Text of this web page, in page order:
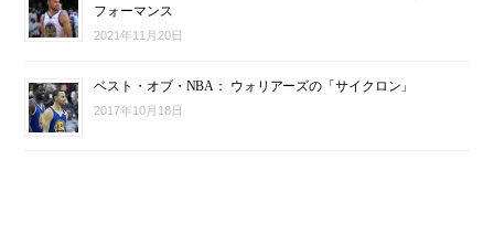
フォーマンス
2021年11月20日
ベスト・オブ・NBA： ウォリアーズの「サイクロン」
2017年10月18日